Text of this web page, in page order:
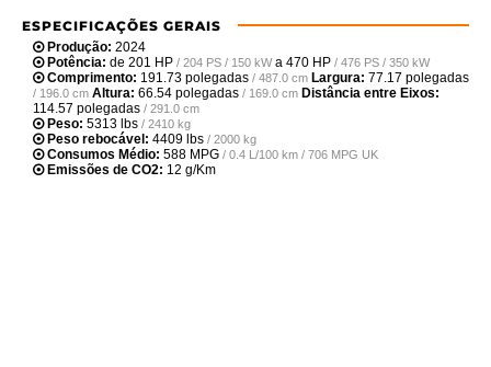
ESPECIFICAÇÕES GERAIS
Produção: 2024
Potência: de 201 HP / 204 PS / 150 kWa 470 HP / 476 PS / 350 kW
Comprimento: 191.73 polegadas / 487.0 cm Largura: 77.17 polegadas
/ 196.0 cm Altura: 66.54 polegadas / 169.0 cm Distância entre Eixos:
114.57 polegadas / 291.0 cm
Peso: 5313 lbs / 2410 kg
Peso rebocável: 4409 lbs / 2000 kg
Consumos Médio: 588 MPG / 0.4 L/100 km / 706 MPG UK
Emissões de CO2: 12 g/Km